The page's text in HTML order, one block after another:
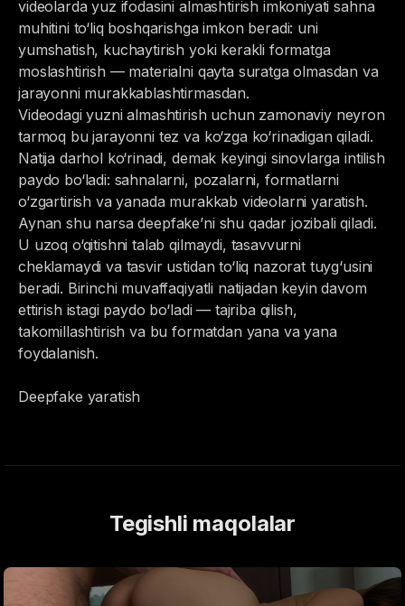
videolarda yuz ifodasini almashtirish imkoniyati sahna
muhitini to‘liq boshqarishga imkon beradi: uni
yumshatish, kuchaytirish yoki kerakli formatga
moslashtirish — materialni qayta suratga olmasdan va
jarayonni murakkablashtirmasdan.
Videodagi yuzni almashtirish uchun zamonaviy neyron
tarmoq bu jarayonni tez va ko‘zga ko‘rinadigan qiladi.
Natija darhol ko‘rinadi, demak keyingi sinovlarga intilish
paydo bo‘ladi: sahnalarni, pozalarni, formatlarni
o‘zgartirish va yanada murakkab videolarni yaratish.
Aynan shu narsa deepfake’ni shu qadar jozibali qiladi.
U uzoq o‘qitishni talab qilmaydi, tasavvurni
cheklamaydi va tasvir ustidan to‘liq nazorat tuyg‘usini
beradi. Birinchi muvaffaqiyatli natijadan keyin davom
ettirish istagi paydo bo‘ladi — tajriba qilish,
takomillashtirish va bu formatdan yana va yana
foydalanish.
Deepfake yaratish
Tegishli maqolalar